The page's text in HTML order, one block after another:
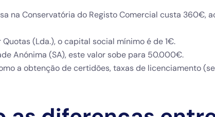
na Conservatória do Registo Comercial custa
Quotas (Lda.), o capital social mínimo é de 1€.
Anónima (SA), este valor sobe para 50.000€.
a obtenção de certidões, taxas de licenciamento